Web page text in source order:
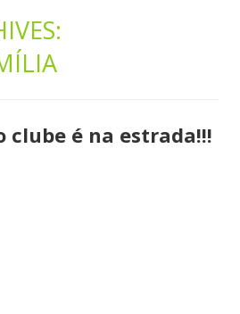
clube é na estrada!!!